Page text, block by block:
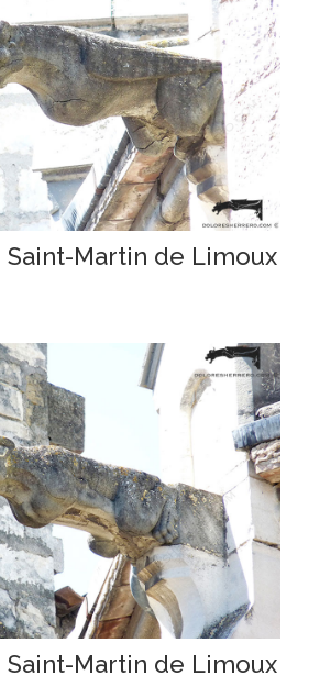
Saint-Martin de Limoux
Saint-Martin de Limoux